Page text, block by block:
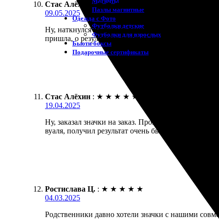
Пазлы магнитные
Одежда с Фото
Футболки детские
Футболки для взрослых
Бьюти-боксы
Подарочные сертификаты
Стас Алёхин : ★ ★ ★
09.05.2025
Ну, наткнулся на фирму, решил сделать значки.
пришла, о результатах приятно удивлён. Значки
Стас Алёхин : ★ ★ ★ ★ ★
19.04.2025
Ну, заказал значки на заказ. Процесс оказался
вуаля, получил результат очень быстро! Значки
Ростислава Ц. : ★ ★ ★ ★ ★
04.03.2025
Родственники давно хотели значки с нашими